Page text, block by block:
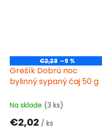
€2,23 –9 %
Grešík Dobrú noc
bylinný sypaný čaj 50 g
Na sklade (3 ks)
€2,02 / ks